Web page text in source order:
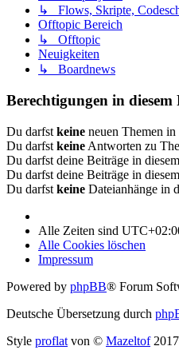
↳ Flows, Skripte,
Offtopic Bereich
↳ Offtopic
Neuigkeiten
↳ Boardnews
Berechtigungen in diesem
Du darfst keine neuen Themen
Du darfst keine Antworten zu
Du darfst deine Beiträge in
Du darfst deine Beiträge in
Du darfst keine Dateianhänge in
Alle Zeiten sind
Alle Cookies löschen
Impressum
Powered by phpBB® Forum
Deutsche Übersetzung durch
Style proflat von © Mazeltof2017